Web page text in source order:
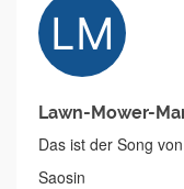
Lawn-Mower-
Das ist der Song von
Saosin